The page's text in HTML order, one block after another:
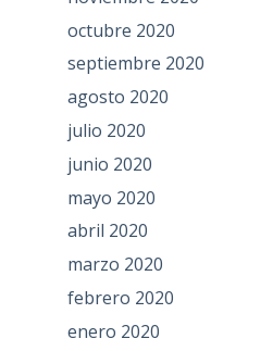
octubre 2020
septiembre 2020
agosto 2020
julio 2020
junio 2020
mayo 2020
abril 2020
marzo 2020
febrero 2020
enero 2020